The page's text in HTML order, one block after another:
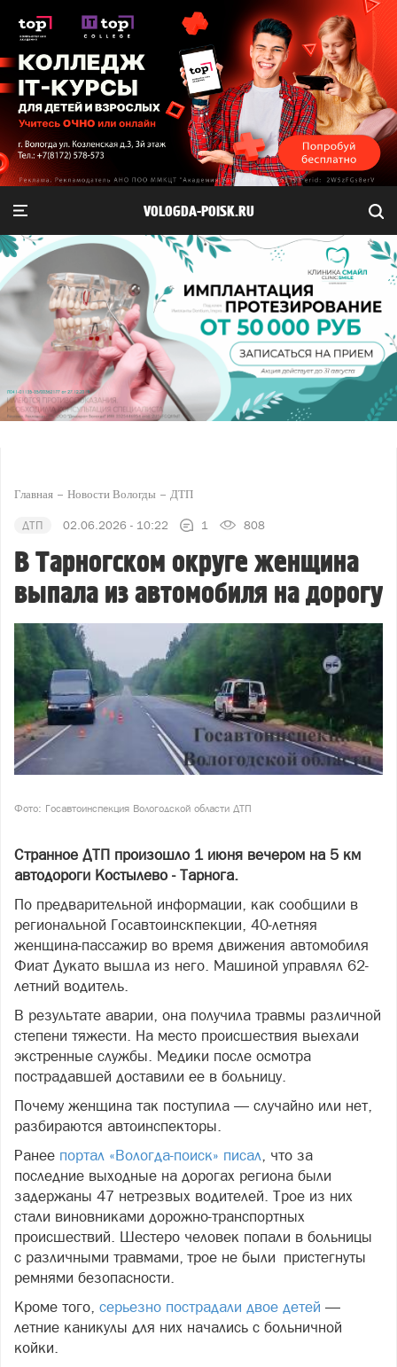
VOLOGDA-POISK.RU
Главная Новости Вологды ДТП
ДТП 02.06.2026 - 10:22 1 808
В Тарногском округе женщина
выпала из автомобиля на дорогу
Фото: Госавтоинспекция Вологодской области ДТП
Странное ДТП произошло 1 июня вечером на 5 км
автодороги Костылево - Тарнога.
По предварительной информации, как сообщили в
региональной Госавтоинскпекции, 40-летняя
женщина-пассажир во время движения автомобиля
Фиат Дукато вышла из него. Машиной управлял 62-
летний водитель.
В результате аварии, она получила травмы различной
степени тяжести. На место происшествия выехали
экстренные службы. Медики после осмотра
пострадавшей доставили ее в больницу.
Почему женщина так поступила — случайно или нет,
разбираются автоинспекторы.
Ранее портал «Вологда-поиск» писал, что за
последние выходные на дорогах региона были
задержаны 47 нетрезвых водителей. Трое из них
стали виновниками дорожно-транспортных
происшествий. Шестеро человек попали в больницы
с различными травмами, трое не были пристегнуты
ремнями безопасности.
Кроме того, серьезно пострадали двое детей —
летние каникулы для них начались с больничной
койки.